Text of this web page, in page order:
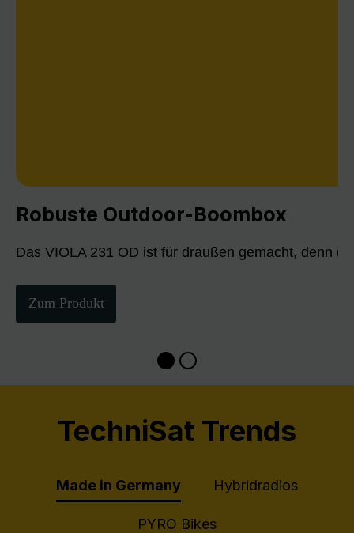
Robuste Outdoor-Boombox
Das VIOLA 231 OD ist für draußen gemacht, denn
Zum Produkt
TechniSat Trends
Made in Germany Hybridradios
PYRO Bikes